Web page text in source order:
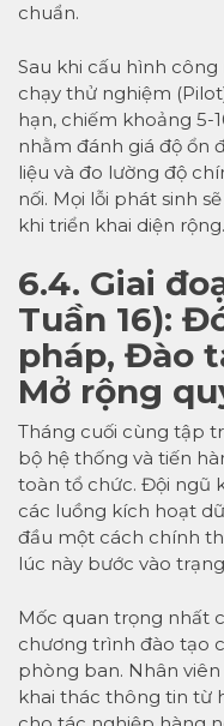
chuẩn.
Sau khi cấu hình
chạy thử nghiệm
hạn, chiếm khoảng 5-
nhằm đánh giá độ ổn
liệu và đo lường độ
nối. Mọi lỗi phát sinh
khi triển khai diện rộng.
6.4. Giai
Tuần 16):
pháp, Đào
Mở rộng
Tháng cuối cùng tập
bộ hệ thống và tiến
toàn tổ chức. Đội ngũ
các luồng kích hoạt
đầu một cách chính
lúc này bước vào
Mốc quan trọng nhất
chương trình đào tạo
phòng ban. Nhân
khai thác thông tin từ